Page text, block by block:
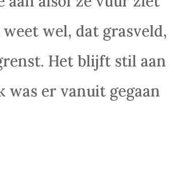
wel, dat grasveld,
Het blijft stil aan
was er vanuit gegaan